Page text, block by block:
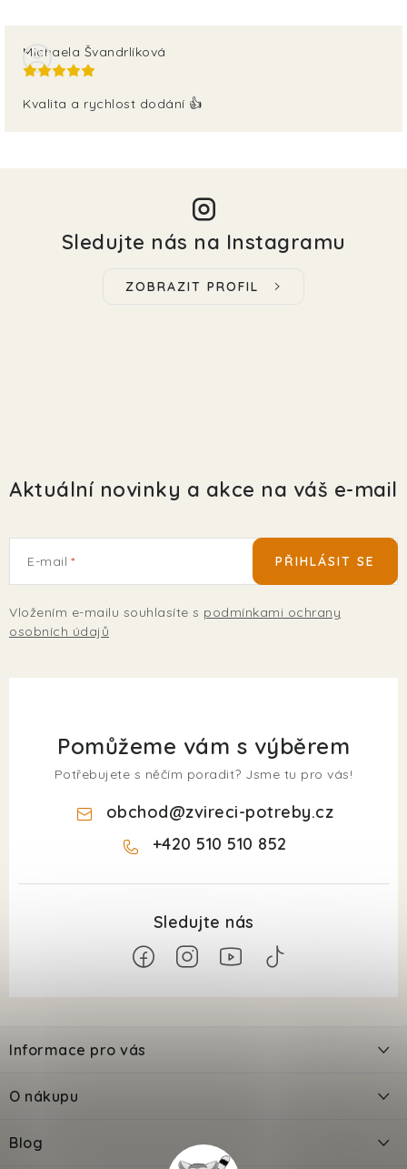
Michaela Švandrlíková
Kvalita a rychlost dodání 👍
Sledujte nás na Instagramu
ZOBRAZIT PROFIL
Aktuální novinky a akce na váš e-mail
E-mail
Vložením e-mailu souhlasíte s podmínkami ochrany
osobních údajů
PŘIHLÁSIT SE
Pomůžeme vám s výběrem
Potřebujete s něčím poradit? Jsme tu pro vás!
obchod@zvireci-potreby.cz
+420 510 510 852
p
a
Informace pro vás
Prodejna
O nákupu
Blog